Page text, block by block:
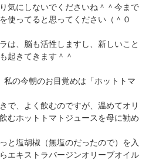
気にしないでくださいね＾＾今まで
使ってると思ってください（＾０
は、脳も活性しますし、新しいこと
起きてきます＾＾
私の今朝のお目覚めは「ホットトマ
で、よく飲むのですが、温めてオリ
むホットトマトジュースを母に勧め
と塩胡椒（無塩のだったので）を入
エキストラバージンオリーブオイル